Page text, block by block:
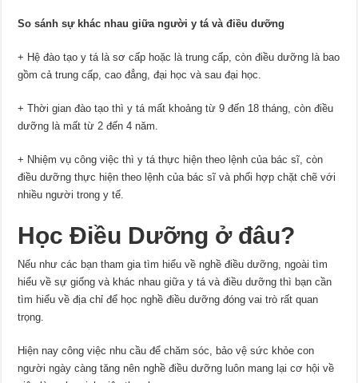
So sánh sự khác nhau giữa người y tá và điều dưỡng
+ Hệ đào tạo y tá là sơ cấp hoặc là trung cấp, còn điều dưỡng là bao
gồm cả trung cấp, cao đẳng, đại học và sau đại học.
+ Thời gian đào tạo thì y tá mất khoảng từ 9 đến 18 tháng, còn điều
dưỡng là mất từ 2 đến 4 năm.
+ Nhiệm vụ công việc thì y tá thực hiện theo lệnh của bác sĩ, còn
điều dưỡng thực hiện theo lệnh của bác sĩ và phối hợp chặt chẽ với
nhiều người trong y tế.
Học Điều Dưỡng ở đâu?
Nếu như các bạn tham gia tìm hiểu về nghề điều dưỡng, ngoài tìm
hiểu về sự giống và khác nhau giữa y tá và điều dưỡng thì bạn cần
tìm hiểu về địa chỉ để học nghề điều dưỡng đóng vai trò rất quan
trọng.
Hiện nay công việc nhu cầu để chăm sóc, bảo vệ sức khỏe con
người ngày càng tăng nên nghề điều dưỡng luôn mang lại cơ hội về